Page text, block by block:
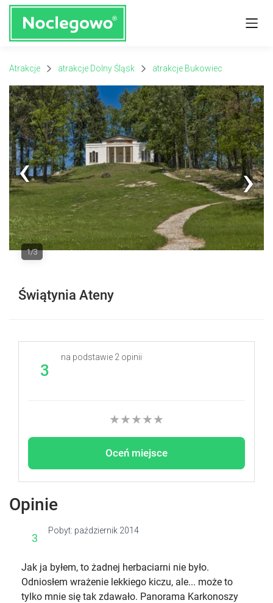
Atrakcje atrakcje Dolny Śląsk atrakcje Bukowiec
Next
1/3
Świątynia Ateny
3
na podstawie 2 opinii
★
★
★
★
★
Oceń miejsce
Opinie
3
Pobyt: październik 2014
Jak ja byłem, to żadnej herbaciarni nie było.
Odniosłem wrażenie lekkiego kiczu, ale... może to
tylko mnie się tak zdawało. Panorama Karkonoszy